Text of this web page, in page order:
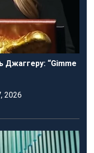
Джаггеру: “Gimme
2026